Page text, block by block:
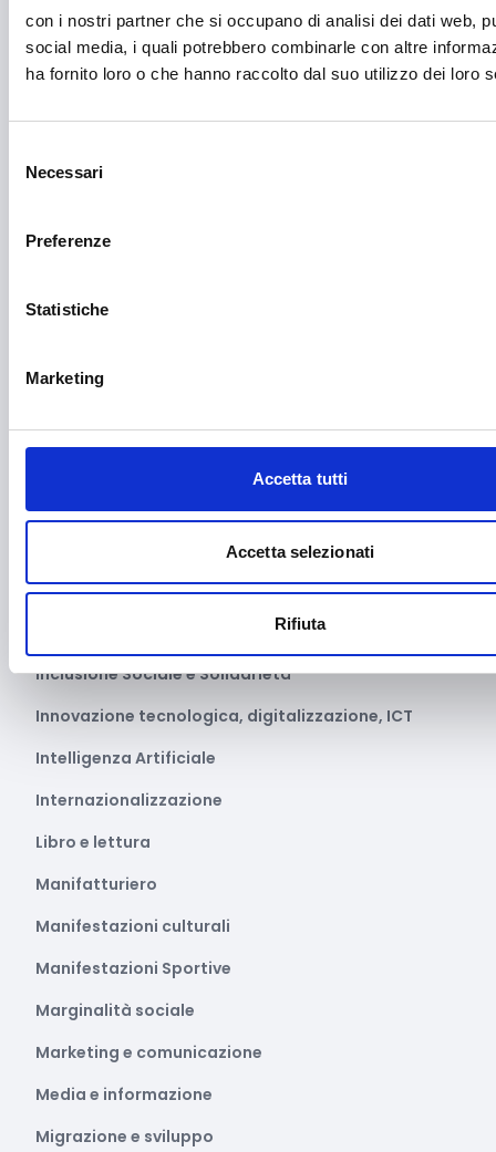
con i nostri partner che si occupano di analisi dei dati web,
social media, i quali potrebbero combinarle con altre
ha fornito loro o che hanno raccolto dal suo utilizzo dei loro
delNecessari
Preferenze
Statistiche
Marketing
Accetta tutti
Accetta selezionati
Rifiuta
Educazione e istruzione
Emittenti radiofoniche
Energie Rinnovabili
Farmaceutico
Fashion
Formazione e lavoro
Giustizia e sicurezza
Impianti sportivi
Inclusione Sociale e Solidarietà
Innovazione tecnologica, digitalizzazione, ICT
Intelligenza Artificiale
Internazionalizzazione
Libro e lettura
Manifatturiero
Manifestazioni culturali
Manifestazioni Sportive
Marginalità sociale
Marketing e comunicazione
Media e informazione
Migrazione e sviluppo